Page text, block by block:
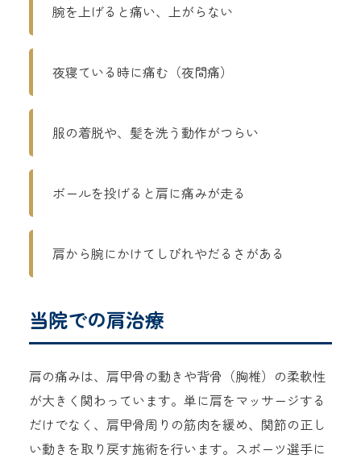
腕を上げると痛い、上がらない
夜寝ている時に痛む（夜間痛）
服の着脱や、髪を洗う動作がつらい
ボールを投げると肩に痛みが走る
肩から腕にかけてしびれやだるさがある
当院での肩治療
肩の痛みは、肩甲骨の動きや背骨（胸椎）の柔軟性
が大きく関わっています。単に肩をマッサージする
だけでなく、肩甲骨周りの筋肉を緩め、関節の正し
い動きを取り戻す施術を行います。スポーツ選手に